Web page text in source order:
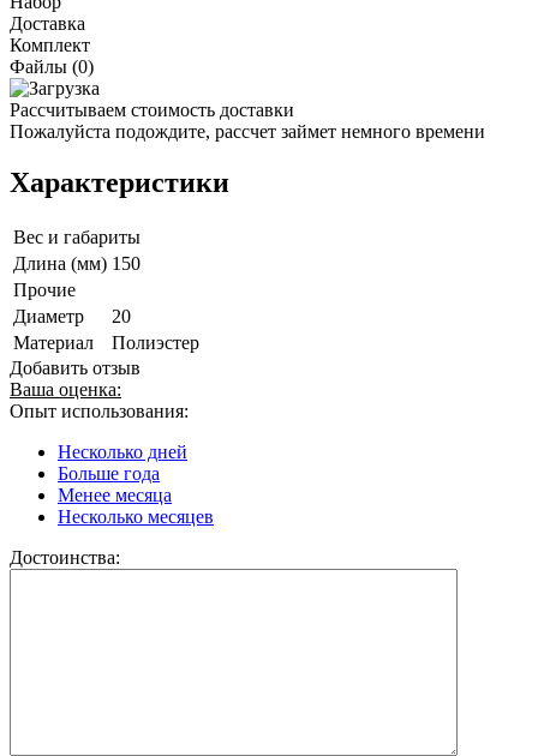
Доставка
Комплект
Файлы (0)
Рассчитываем стоимость доставки
Пожалуйста подождите, рассчет займет немного времени
Характеристики
Вес и габариты
Длина (мм) 150
Прочие
Диаметр
20
Материал
Полиэстер
Добавить отзыв
Ваша оценка:
Опыт использования:
Несколько дней
Больше года
Менее месяца
Несколько месяцев
Достоинства: